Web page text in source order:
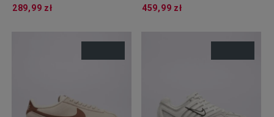
PREMIUM
289,99 zł 459,99 zł